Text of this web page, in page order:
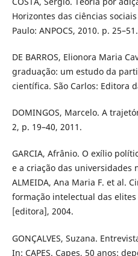
Horizontes das ciências
Paulo: ANPOCS, 2010. p. 25–51.
DE BARROS, Elionora Maria
graduação: um estudo da
científica. São Carlos: Editora
DOMINGOS, Marcelo. A
2, p. 19–40, 2011.
GARCIA, Afrânio. O exílio
e a criação das universidades
ALMEIDA, Ana Maria F. et al.
formação intelectual das elites
[editora], 2004.
GONÇALVES, Suzana.
In: CAPES. Capes, 50 anos: